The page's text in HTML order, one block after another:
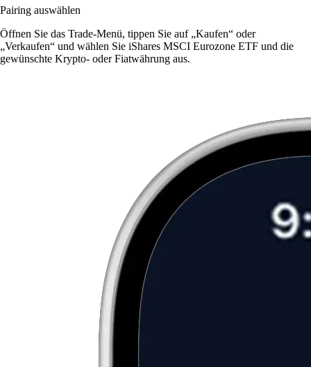
Pairing auswählen
Öffnen Sie das Trade-Menü, tippen Sie auf „Kaufen“ oder
„Verkaufen“ und wählen Sie iShares MSCI Eurozone ETF und die
gewünschte Krypto- oder Fiatwährung aus.